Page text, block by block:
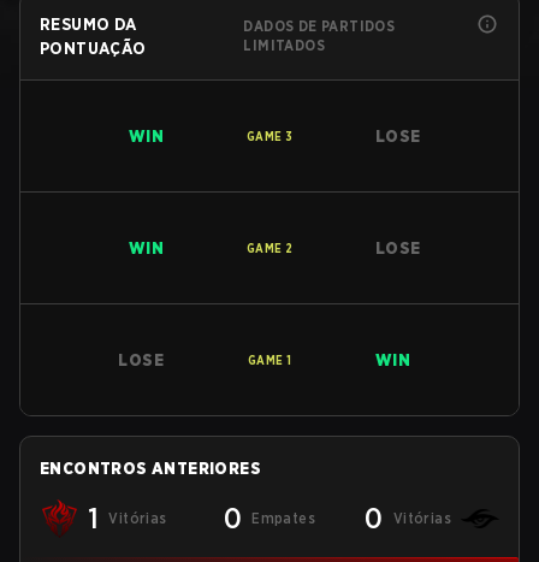
RESUMO DA
PONTUAÇÃO
DADOS DE PARTIDOS
LIMITADOS
WIN GAME 3 LOSE
WIN GAME 2 LOSE
LOSE GAME 1 WIN
ENCONTROS ANTERIORES
1 Vitórias 0 Empates 0 Vitórias